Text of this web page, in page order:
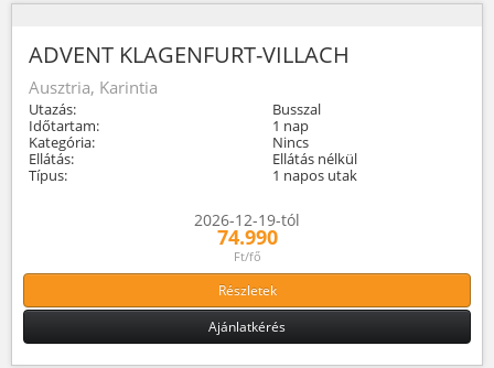
ADVENT KLAGENFURT-VILLACH
Ausztria, Karintia
Utazás:
Busszal
Időtartam:
1 nap
Kategória:
Nincs
Ellátás:
Ellátás nélkül
Típus:
1 napos utak
2026-12-19-tól
74.990
Ft/fő
Részletek
Ajánlatkérés